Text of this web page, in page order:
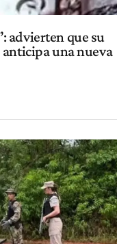
advierten que su
una nueva